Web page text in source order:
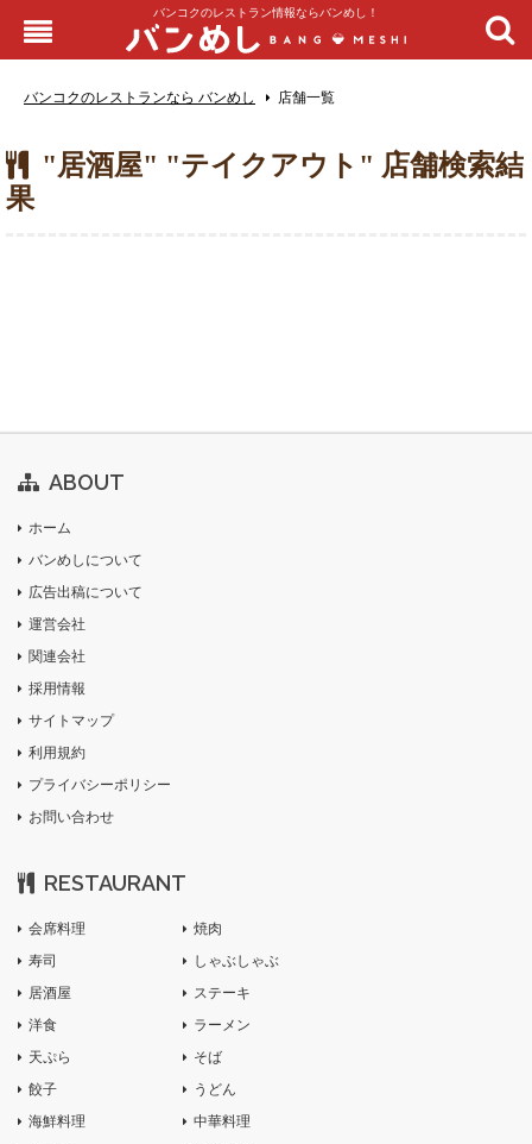
バンコクのレストラン情報ならバンめし！
バンコクのレストランなら バンめし 店舗一覧
"居酒屋" "テイクアウト" 店舗検索結
果
ABOUT
ホーム
バンめしについて
広告出稿について
運営会社
関連会社
採用情報
サイトマップ
利用規約
プライバシーポリシー
お問い合わせ
RESTAURANT
会席料理
寿司
居酒屋
洋食
天ぷら
餃子
海鮮料理
焼肉
しゃぶしゃぶ
ステーキ
ラーメン
そば
うどん
中華料理